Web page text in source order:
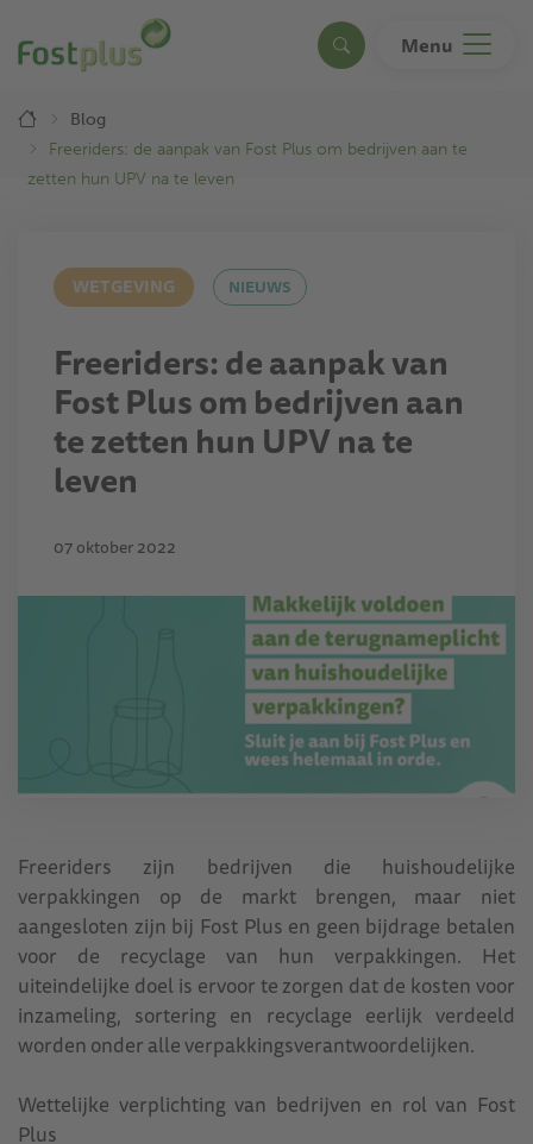
en
naar
inhoud
gaan
Search Menu
Breadcrumb
Blog
Freeriders: de aanpak van Fost Plus om bedrijven aan te
zetten hun UPV na te leven
WETGEVING NIEUWS
Freeriders: de aanpak van
Fost Plus om bedrijven aan
te zetten hun UPV na te
leven
07 oktober 2022
Freeriders zijn bedrijven die huishoudelijke
verpakkingen op de markt brengen, maar niet
aangesloten zijn bij Fost Plus en geen bijdrage betalen
voor de recyclage van hun verpakkingen. Het
uiteindelijke doel is ervoor te zorgen dat de kosten voor
inzameling, sortering en recyclage eerlijk verdeeld
worden onder alle verpakkingsverantwoordelijken.
Wettelijke verplichting van bedrijven en rol van Fost
Plus